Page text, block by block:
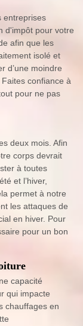
entreprises
d'impôt pour votre
afin que les
isolé et
d’une moindre
confiance à
pour ne pas
deux mois. Afin
corps devrait
à toutes
et l’hiver,
permet à notre
les attaques de
en hiver. Pour
pour un bon
capacité
qui impacte
chauffages en